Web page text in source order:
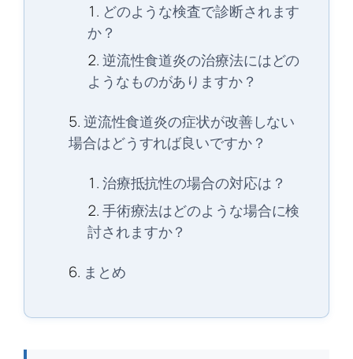
どのような検査で診断されます
か？
逆流性食道炎の治療法にはどの
ようなものがありますか？
逆流性食道炎の症状が改善しない
場合はどうすれば良いですか？
治療抵抗性の場合の対応は？
手術療法はどのような場合に検
討されますか？
まとめ